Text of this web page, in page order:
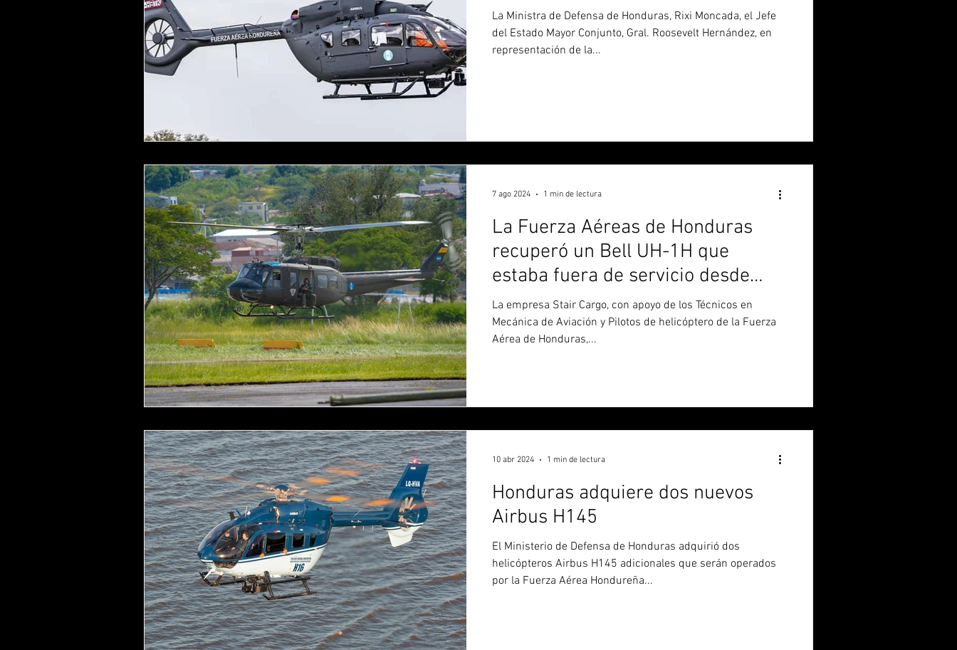
La Ministra de Defensa de Honduras, Rixi Moncada, el Jefe
del Estado Mayor Conjunto, Gral. Roosevelt Hernández, en
representación de la...
La Fuerza Aéreas de Honduras
recuperó un Bell UH-1H que
estaba fuera de servicio desde
1997
La empresa Stair Cargo, con apoyo de los Técnicos en
Mecánica de Aviación y Pilotos de helicóptero de la Fuerza
Aérea de Honduras,...
7 ago 2024 1 min de lectura
Honduras adquiere dos nuevos
Airbus H145
El Ministerio de Defensa de Honduras adquirió dos
helicópteros Airbus H145 adicionales que serán operados
por la Fuerza Aérea Hondureña...
10 abr 2024 1 min de lectura